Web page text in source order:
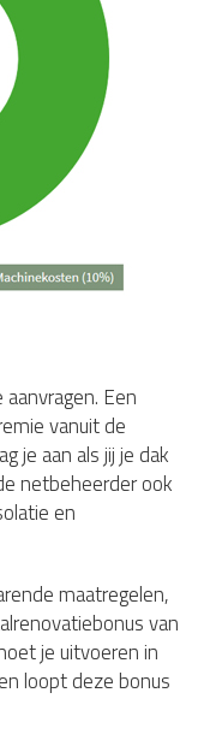
Een
vanuit de
je aan als jij je dak
netbeheerder ook
en
maatregelen,
van
je uitvoeren in
loopt deze bonus